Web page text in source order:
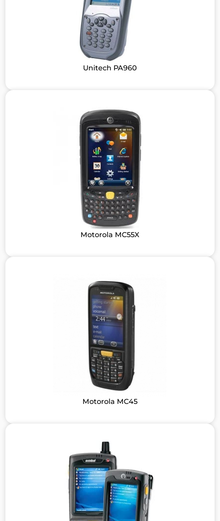
Unitech PA960
Motorola MC55X
Motorola MC45